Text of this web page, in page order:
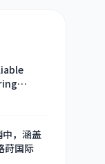
，涵盖
莳国际